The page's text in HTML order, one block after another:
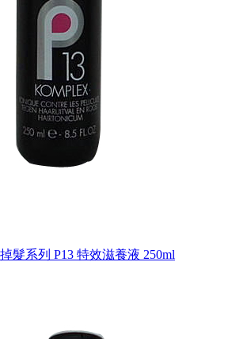
髮系列 P13 特效滋養液 250ml